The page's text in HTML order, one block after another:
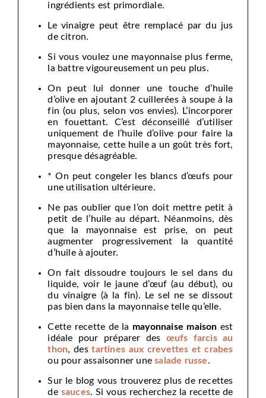
ingrédients est primordiale.
Le vinaigre peut être remplacé par du jus
de citron.
Si vous voulez une mayonnaise plus ferme,
la battre vigoureusement un peu plus.
On peut lui donner une touche d’huile
d’olive en ajoutant 2 cuillerées à soupe à la
fin (ou plus, selon vos envies). L’incorporer
en fouettant. C’est déconseillé d’utiliser
uniquement de l’huile d’olive pour faire la
mayonnaise, cette huile a un goût très fort,
presque désagréable.
* On peut congeler les blancs d’œufs pour
une utilisation ultérieure.
Ne pas oublier que l’on doit mettre petit à
petit de l’huile au départ. Néanmoins, dès
que la mayonnaise est prise, on peut
augmenter progressivement la quantité
d’huile à ajouter.
On fait dissoudre toujours le sel dans du
liquide, voir le jaune d’œuf (au début), ou
du vinaigre (à la fin). Le sel ne se dissout
pas bien dans la mayonnaise telle qu’elle.
Cette recette de la mayonnaise maison est
idéale pour préparer des œufs farcis au
thon, destartines aux crevettes et crabes
ou pour assaisonner unesalade russe.
Sur le blog vous trouverez plus de recettes
de sauces. Si vous recherchez la recette de